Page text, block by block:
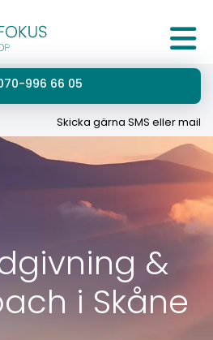
996 66 05
Skicka gärna SMS eller mail
&
i Skåne